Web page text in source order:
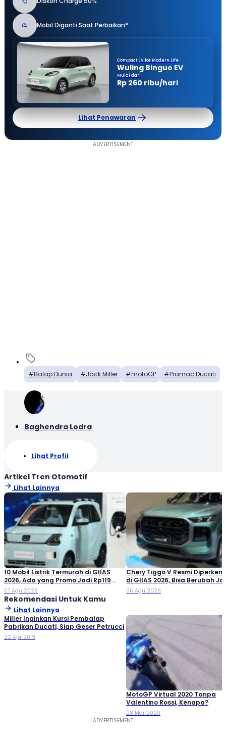
Mobil Diganti Saat Perbaikan*
Compact EV for Modern Life
Wuling Binguo EV
Mulai dari
Rp 260 ribu/hari
Lihat Penawaran
Balap Dunia Jack Miller motoGP Pramac Ducati
Baghendra Lodra
Lihat Profil
Artikel Tren Otomotif
Lihat Lainnya
10 Mobil Listrik Termurah di GIIAS
2026, Ada yang Promo Jadi Rp119
Jutaan!
07 Agu 2026
Chery Tiggo V Resmi
di GIIAS 2026, Bisa Berubah
Double Cabin
06 Agu 2026
Rekomendasi Untuk Kamu
Lihat Lainnya
Miller Inginkan Kursi Pembalap
Pabrikan Ducati, Siap Geser Petrucci
22 Apr 2019
MotoGP Virtual 2020 Tanpa
Valentino Rossi, Kenapa?
28 Mar 2020